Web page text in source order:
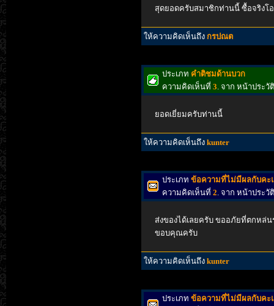
สุดยอดครับสมาชิกท่านนี้ ซื้อจริงโ
ให้ความคิดเห็นถึง กรปณต
ประเภท คำติชมด้านบวก
ความคิดเห็นที่ 3. จาก หน้าประวั
ยอดเยี่ยมครับท่านนี้
ให้ความคิดเห็นถึง kunter
ประเภท ข้อความที่ไม่มีผลกับคะ
ความคิดเห็นที่ 2. จาก หน้าประวั
ส่งของได้เลยครับ ขออภัยที่ตกหล่
ขอบคุณครับ
ให้ความคิดเห็นถึง kunter
ประเภท ข้อความที่ไม่มีผลกับคะ